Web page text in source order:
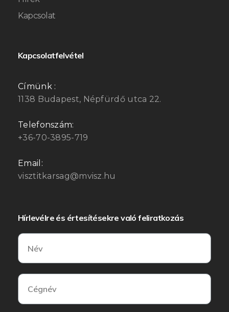
Kapcsolat
Kapcsolatfelvétel
Címünk :
1138 Budapest, Népfürdő utca 22.
Telefonszám:
+36-70-3895-719
Email:
visztitkarsag@mvisz.hu
Hírlevélre és értesítésekre való feliratkozás